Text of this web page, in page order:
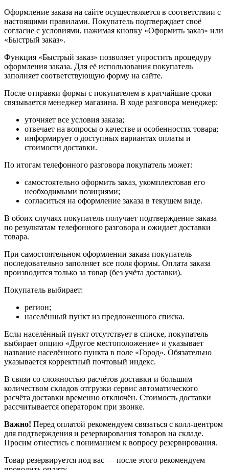
Оформление заказа на сайте осуществляется в соответствии с
настоящими правилами. Покупатель подтверждает своё
согласие с условиями, нажимая кнопку «Оформить заказ» или
«Быстрый заказ».
Функция «Быстрый заказ» позволяет упростить процедуру
оформления заказа. Для её использования покупатель
заполняет соответствующую форму на сайте.
После отправки формы с покупателем в кратчайшие сроки
связывается менеджер магазина. В ходе разговора менеджер:
уточняет все условия заказа;
отвечает на вопросы о качестве и особенностях товара;
информирует о доступных вариантах оплаты и
стоимости доставки.
По итогам телефонного разговора покупатель может:
самостоятельно оформить заказ, укомплектовав его
необходимыми позициями;
согласиться на оформление заказа в текущем виде.
В обоих случаях покупатель получает подтверждение заказа
по результатам телефонного разговора и ожидает доставки
товара.
При самостоятельном оформлении заказа покупатель
последовательно заполняет все поля формы. Оплата заказа
производится только за товар (без учёта доставки).
Покупатель выбирает:
регион;
населённый пункт из предложенного списка.
Если населённый пункт отсутствует в списке, покупатель
выбирает опцию «Другое местоположение» и указывает
название населённого пункта в поле «Город». Обязательно
указывается корректный почтовый индекс.
В связи со сложностью расчётов доставки и большим
количеством складов отгрузки сервис автоматического
расчёта доставки временно отключён. Стоимость доставки
рассчитывается оператором при звонке.
Важно! Перед оплатой рекомендуем связаться с колл‑центром
для подтверждения и резервирования товаров на складе.
Просим отнестись с пониманием к вопросу резервирования.
Товар резервируется под вас — после этого рекомендуем